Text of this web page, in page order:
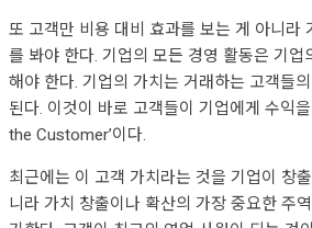
또 고객만 비용 대비 효과를 보는 게 아니라
를 봐야 한다. 기업의 모든 경영 활동은 기업
해야 한다. 기업의 가치는 거래하는 고객들
된다. 이것이 바로 고객들이 기업에게 수익
the Customer’이다.
최근에는 이 고객 가치라는 것을 기업이 창
니라 가치 창출이나 확산의 가장 중요한 주